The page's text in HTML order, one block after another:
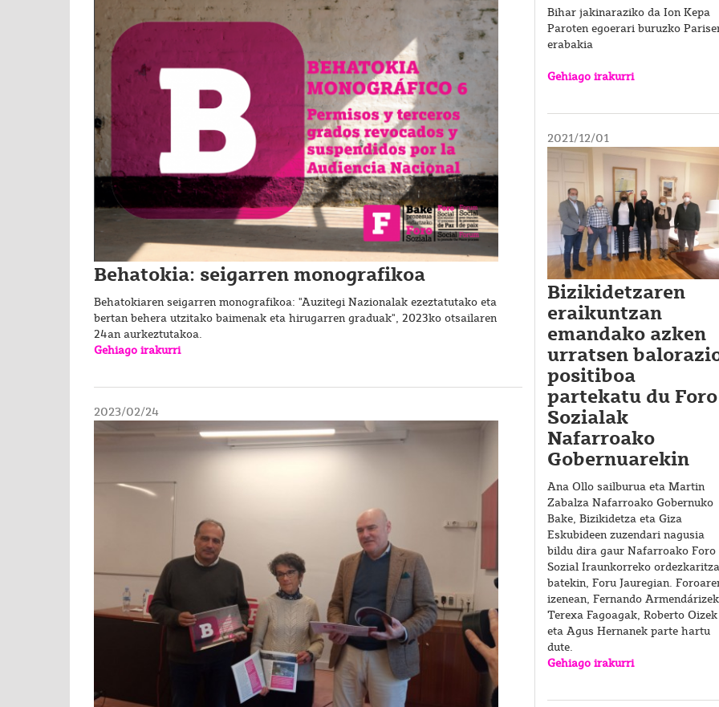
Behatokia: seigarren monografikoa
Behatokiaren seigarren monografikoa: "Auzitegi Nazionalak ezeztatutako eta
bertan behera utzitako baimenak eta hirugarren graduak", 2023ko otsailaren
24an aurkeztutakoa.
Gehiago irakurri
2023/02/24
Bihar jakinaraziko da Ion Kepa
Paroten egoerari buruzko
erabakia
Gehiago irakurri
2021/12/01
Bizikidetzaren
eraikuntzan
emandako azken
urratsen
positiboa
partekatu du Foro
Sozialak
Nafarroako
Gobernuarekin
Ana Ollo sailburua eta Martin
Zabalza Nafarroako Gobernuko
Bake, Bizikidetza eta Giza
Eskubideen zuzendari nagusia
bildu dira gaur Nafarroako Foro
Sozial Iraunkorreko
batekin, Foru Jauregian.
izenean, Fernando
Terexa Fagoagak, Roberto Oizek
eta Agus Hernanek parte hartu
dute.
Gehiago irakurri